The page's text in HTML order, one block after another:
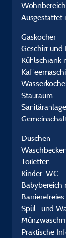
Wohnbereich
Ausgestattet
Gaskocher
Geschirr und
Kühlschrank
Stauraum
Duschen
Waschbecken
Toiletten
Kinder-WC
Babybereich
Spül- und
Praktische